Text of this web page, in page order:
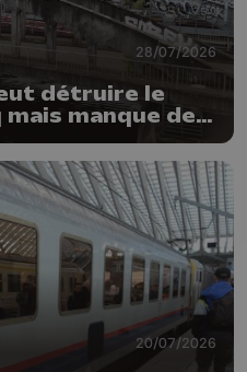
28/07/2026
détruire le
manque de
20/07/2026